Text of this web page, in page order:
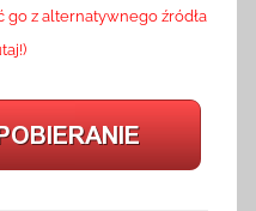
z alternatywnego źródła